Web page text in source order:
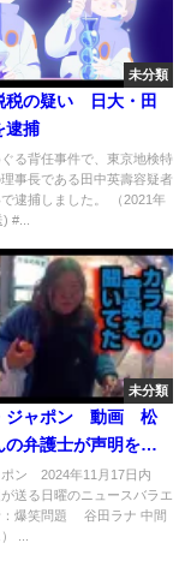
未分類
税の疑い 日大・田
逮捕
る背任事件で、東京地検特
事長である田中英壽容疑者
逮捕しました。 （2021年
#...
未分類
ジャポン 動画 松
弁護士が声明を発
日
ポン 2024年11月17日内
送る日曜のニュースバラエ
：爆笑問題 谷田ラナ 中間
...